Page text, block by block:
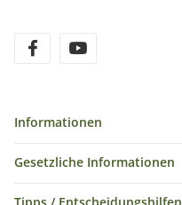
Informationen
Gesetzliche Informationen